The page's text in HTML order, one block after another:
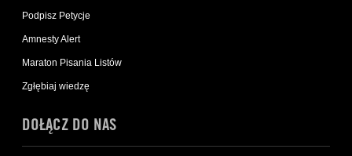
Podpisz Petycje
Amnesty Alert
Maraton Pisania Listów
Zgłębiaj wiedzę
DOŁĄCZ DO NAS